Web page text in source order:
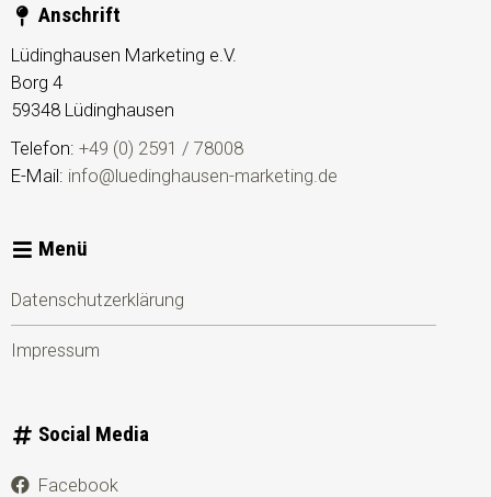
Anschrift
Lüdinghausen Marketing e.V.
Borg 4
59348 Lüdinghausen
Telefon: +49 (0) 2591 / 78008
E-Mail: info@luedinghausen-marketing.de
Menü
Datenschutzerklärung
Impressum
Social Media
Facebook